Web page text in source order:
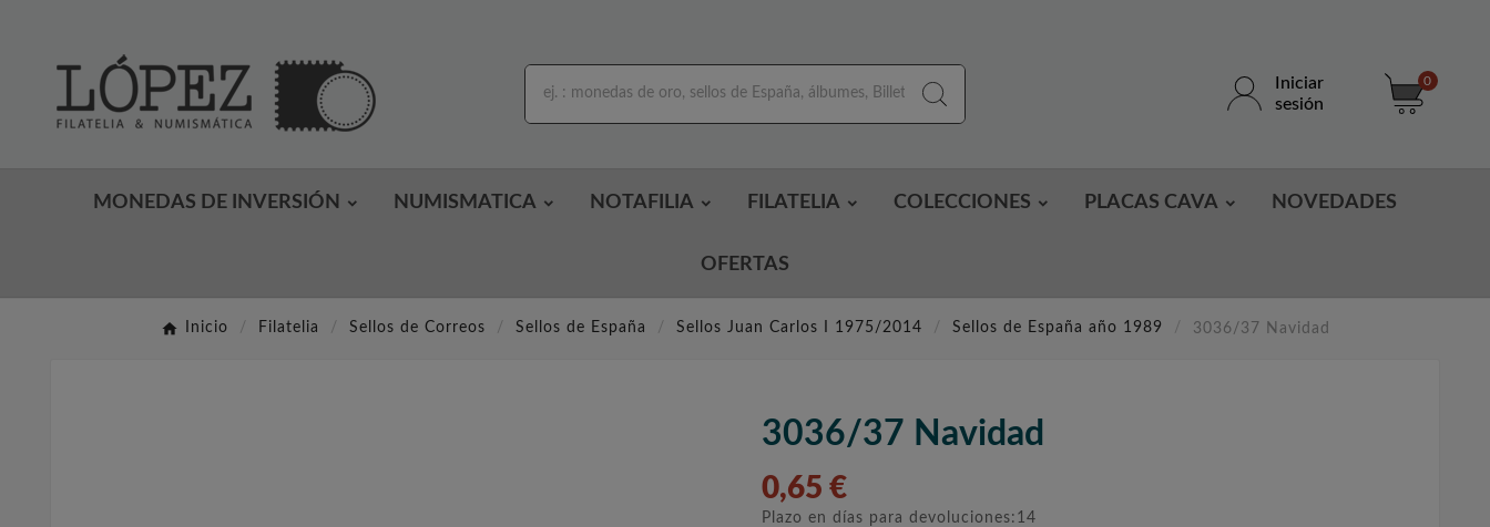
Iniciar
sesión
0
MONEDAS DE INVERSIÓN NUMISMATICA NOTAFILIA FILATELIA COLECCIONES PLACAS CAVA NOVEDADES
OFERTAS
Inicio Filatelia Sellos de Correos Sellos de España Sellos Juan Carlos I 1975/2014 Sellos de España año 1989 3036/37 Navidad
3036/37 Navidad
0,65 €
Plazo en días para devoluciones:14